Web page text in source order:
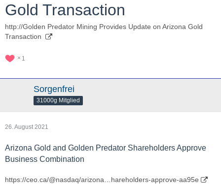
Gold Transaction
http://Golden Predator Mining Provides Update on Arizona Gold
Transaction
1
Sorgenfrei
31000g Mitglied
26. August 2021
Arizona Gold and Golden Predator Shareholders Approve
Business Combination
https://ceo.ca/@nasdaq/arizona…hareholders-approve-aa95e